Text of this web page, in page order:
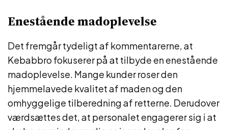
Enestående madoplevelse
Det fremgår tydeligt af kommentarerne, at
Kebabbro fokuserer på at tilbyde en enestående
madoplevelse. Mange kunder roser den
hjemmelavede kvalitet af maden og den
omhyggelige tilberedning af retterne. Derudover
værdsættes det, at personalet engagerer sig i at